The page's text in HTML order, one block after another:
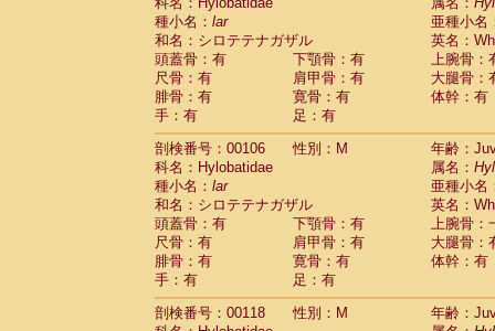
種小名： lar
亜種小名
和名：シロテテナガザル
英名：
頭蓋骨：有
下顎骨：有
上腕骨：
尺骨：有
肩甲骨：有
大腿骨：
腓骨：有
寛骨：有
体幹：有
手：有
足：有
剖検番号：00106
性別：M
年齢：
科名：Hylobatidae
属名：
種小名： lar
亜種小名
和名：シロテテナガザル
英名：
頭蓋骨：有
下顎骨：有
上腕骨：
尺骨：有
肩甲骨：有
大腿骨：
腓骨：有
寛骨：有
体幹：有
手：有
足：有
剖検番号：00118
性別：M
年齢：